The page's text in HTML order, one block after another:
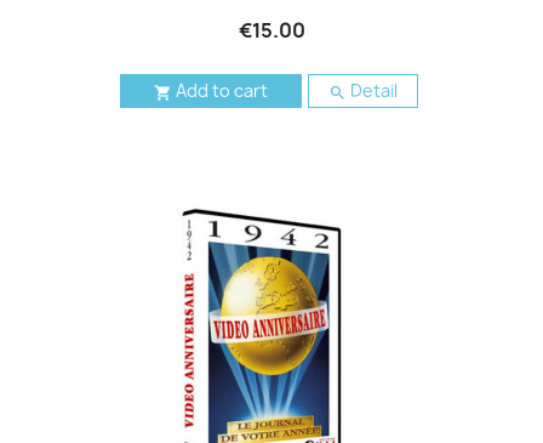
€15.00
 Add to cart  Detail